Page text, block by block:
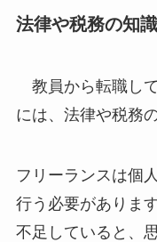
法律や税務の知識
教員から転職し
には、法律や税務
フリーランスは個
行う必要がありま
不足していると、